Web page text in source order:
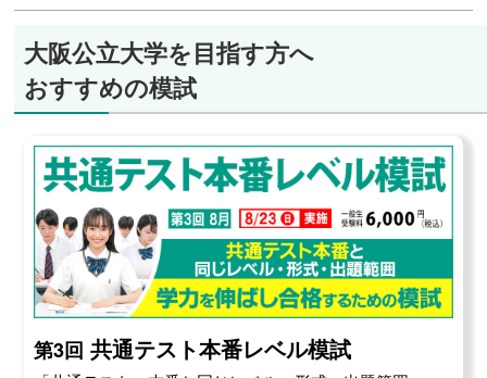
大阪公立大学を目指す方へ
おすすめの模試
第3回 共通テスト本番レベル模試